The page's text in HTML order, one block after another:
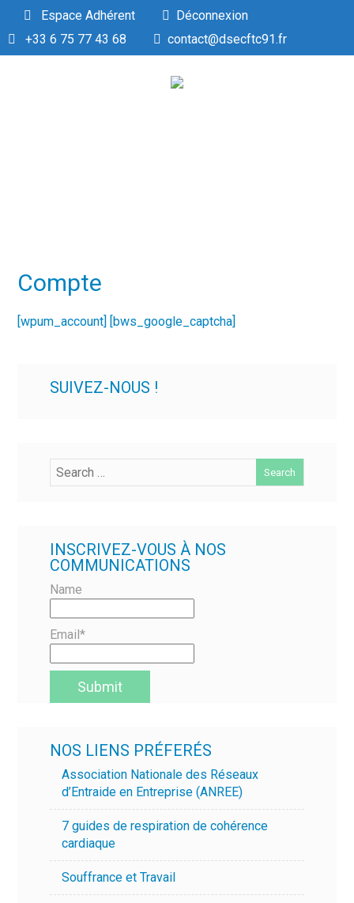
Espace Adhérent
Déconnexion
+33 6 75 77 43 68
contact@dsecftc91.fr
Compte
[wpum_account] [bws_google_captcha]
SUIVEZ-NOUS !
INSCRIVEZ-VOUS À NOS
COMMUNICATIONS
Name
Email*
NOS LIENS PRÉFERÉS
Association Nationale des Réseaux
d’Entraide en Entreprise (ANREE)
7 guides de respiration de cohérence
cardiaque
Souffrance et Travail